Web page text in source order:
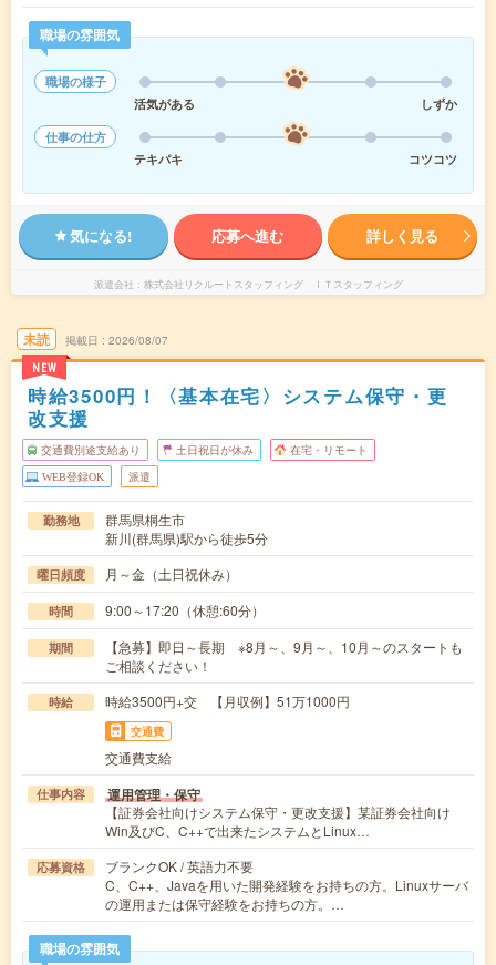
職場の雰囲気
職場の様子
活気がある
しずか
仕事の仕方
テキパキ
コツコツ
気になる! 応募へ進む 詳しく見る
派遣会社 株式会社リクルートスタッフィング ＩＴスタッフィング
未読
NEW
掲載日 2026/08/07
時給3500円！〈基本在宅〉システム保守・更
改支援
交通費別途支給あり 土日祝日が休み 在宅・リモート
WEB登録OK 派遣
勤務地
群馬県桐生市
新川(群馬県)駅から徒歩5分
曜日頻度 月～金（土日祝休み）
時間 9:00～17:20（休憩:60分）
期間
【急募】即日～長期 ※8月～、9月～、10月～のスタートも
ご相談ください！
時給 時給3500円+交 【月収例】51万1000円
交通費
交通費支給
仕事内容 運用管理・保守
【証券会社向けシステム保守・更改支援】某証券会社向け
Win及びC、C++で出来たシステムとLinux…
応募資格
ブランクOK / 英語力不要
C、C++、Javaを用いた開発経験をお持ちの方。Linuxサーバ
の運用または保守経験をお持ちの方。…
職場の雰囲気